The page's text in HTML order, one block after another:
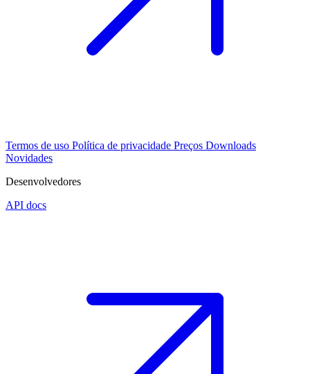
Termos de uso Política de privacidade Preços Downloads
Novidades
Desenvolvedores
API docs